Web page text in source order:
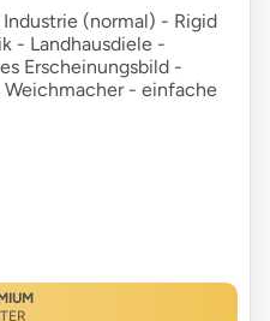
(normal) - Rigid
- Landhausdiele -
Erscheinungsbild -
- einfache